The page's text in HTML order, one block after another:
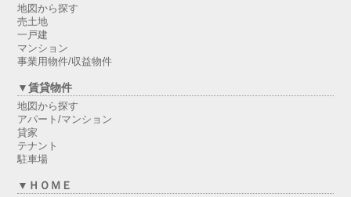
地図から探す
売土地
一戸建
マンション
事業用物件/収益物件
▼賃貸物件
地図から探す
アパート/マンション
貸家
テナント
駐車場
▼ＨＯＭＥ